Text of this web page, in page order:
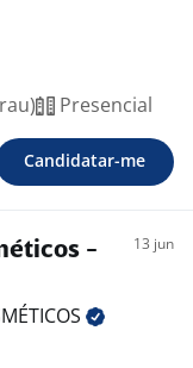
Presencial
Candidatar-me
-
13 jun